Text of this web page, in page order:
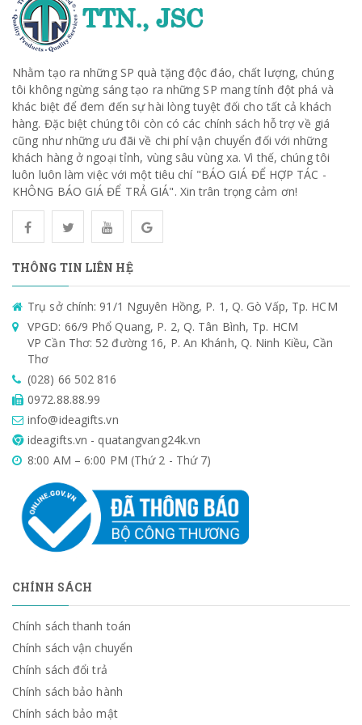
Nhằm tạo ra những SP quà tặng độc đáo, chất lượng, chúng
tôi không ngừng sáng tạo ra những SP mang tính đột phá và
khác biệt để đem đến sự hài lòng tuyệt đối cho tất cả khách
hàng. Đặc biệt chúng tôi còn có các chính sách hỗ trợ về giá
cũng như những ưu đãi về chi phí vận chuyển đối với những
khách hàng ở ngoại tỉnh, vùng sâu vùng xa. Vì thế, chúng tôi
luôn luôn làm việc với một tiêu chí "BÁO GIÁ ĐỂ HỢP TÁC -
KHÔNG BÁO GIÁ ĐỂ TRẢ GIÁ". Xin trân trọng cảm ơn!
THÔNG TIN LIÊN HỆ
Trụ sở chính: 91/1 Nguyên Hồng, P. 1, Q. Gò Vấp, Tp. HCM
VPGD: 66/9 Phổ Quang, P. 2, Q. Tân Bình, Tp. HCM
VP Cần Thơ: 52 đường 16, P. An Khánh, Q. Ninh Kiều, Cần
Thơ
(028) 66 502 816
0972.88.88.99
info@ideagifts.vn
ideagifts.vn - quatangvang24k.vn
8:00 AM – 6:00 PM (Thứ 2 - Thứ 7)
CHÍNH SÁCH
Chính sách thanh toán
Chính sách vận chuyển
Chính sách đổi trả
Chính sách bảo hành
Chính sách bảo mật